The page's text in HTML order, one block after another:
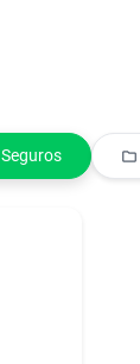
Seguros folder